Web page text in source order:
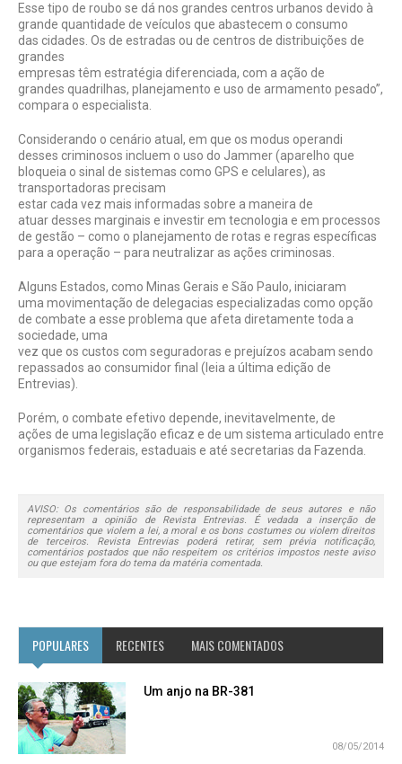
Esse tipo de roubo se dá nos grandes centros urbanos devido à
grande quantidade de veículos que abastecem o consumo
das cidades. Os de estradas ou de centros de distribuições de
grandes
empresas têm estratégia diferenciada, com a ação de
grandes quadrilhas, planejamento e uso de armamento pesado”,
compara o especialista.
Considerando o cenário atual, em que os modus operandi
desses criminosos incluem o uso do Jammer (aparelho que
bloqueia o sinal de sistemas como GPS e celulares), as
transportadoras precisam
estar cada vez mais informadas sobre a maneira de
atuar desses marginais e investir em tecnologia e em processos
de gestão – como o planejamento de rotas e regras específicas
para a operação – para neutralizar as ações criminosas.
Alguns Estados, como Minas Gerais e São Paulo, iniciaram
uma movimentação de delegacias especializadas como opção
de combate a esse problema que afeta diretamente toda a
sociedade, uma
vez que os custos com seguradoras e prejuízos acabam sendo
repassados ao consumidor final (leia a última edição de
Entrevias).
Porém, o combate efetivo depende, inevitavelmente, de
ações de uma legislação eficaz e de um sistema articulado entre
organismos federais, estaduais e até secretarias da Fazenda.
AVISO: Os comentários são de responsabilidade de seus autores e não
representam a opinião de Revista Entrevias. É vedada a inserção de
comentários que violem a lei, a moral e os bons costumes ou violem direitos
de terceiros. Revista Entrevias poderá retirar, sem prévia notificação,
comentários postados que não respeitem os critérios impostos neste aviso
ou que estejam fora do tema da matéria comentada.
POPULARES RECENTES MAIS COMENTADOS
Um anjo na BR-381
08/05/2014